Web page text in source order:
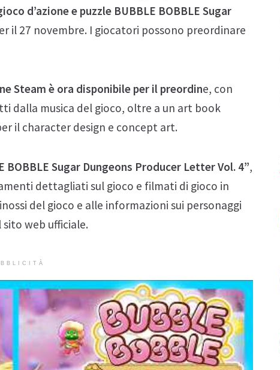
d’azione e puzzle BUBBLE BOBBLE Sugar
il 27 novembre. I giocatori possono preordinare
Steam è ora disponibile per il preordine, con
dalla musica del gioco, oltre a un art book
il character design e concept art.
Sugar Dungeons Producer Letter Vol. 4”,
dettagliati sul gioco e filmati di gioco in
del gioco e alle informazioni sui personaggi
web ufficiale.